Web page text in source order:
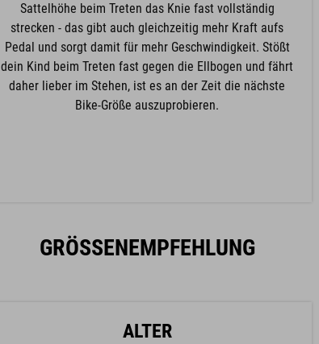
Sattelhöhe beim Treten das Knie fast vollständig
strecken - das gibt auch gleichzeitig mehr Kraft aufs
Pedal und sorgt damit für mehr Geschwindigkeit. Stößt
dein Kind beim Treten fast gegen die Ellbogen und fährt
daher lieber im Stehen, ist es an der Zeit die nächste
Bike-Größe auszuprobieren.
GRÖSSENEMPFEHLUNG
ALTER